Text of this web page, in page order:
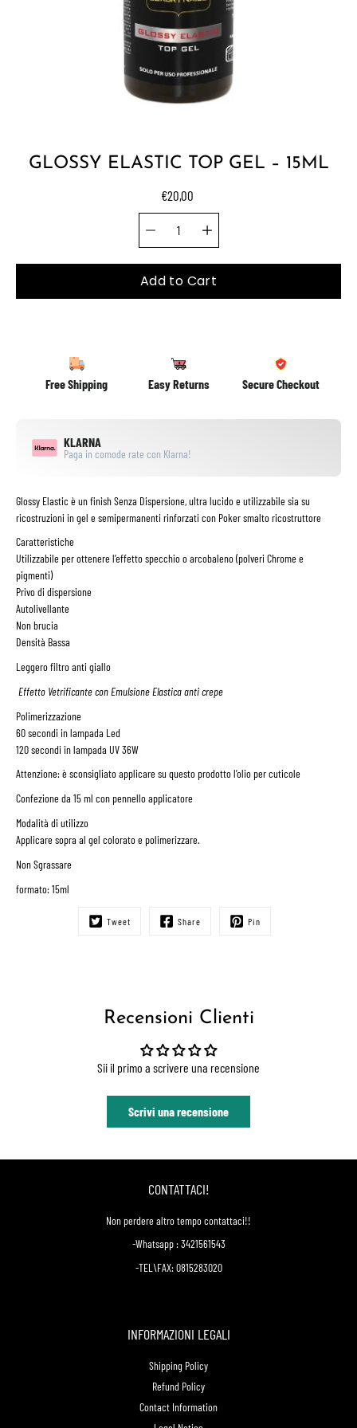
GLOSSY ELASTIC TOP GEL – 15ML
€20,00
Select
Quantity selector
Add to Cart
Free Shipping Easy Returns Secure Checkout
KLARNA
Paga in comode rate con Klarna!
Glossy Elastic è un finish Senza Dispersione, ultra lucido e utilizzabile sia su
ricostruzioni in gel e semipermanenti rinforzati con Poker smalto ricostruttore
Caratteristiche
Utilizzabile per ottenere l’effetto specchio o arcobaleno (polveri Chrome e
pigmenti)
Privo di dispersione
Autolivellante
Non brucia
Densità Bassa
Leggero filtro anti giallo
Effetto Vetrificante con Emulsione Elastica anti crepe
Polimerizzazione
60 secondi in lampada Led
120 secondi in lampada UV 36W
Attenzione: è sconsigliato applicare su questo prodotto l’olio per cuticole
Confezione da 15 ml con pennello applicatore
Modalità di utilizzo
Applicare sopra al gel colorato e polimerizzare.
Non Sgrassare
formato: 15ml
Tweet Share Pin
Recensioni Clienti
Sii il primo a scrivere una recensione
Scrivi una recensione
CONTATTACI!
Non perdere altro tempo contattaci!!
-Whatsapp : 3421561543
-TEL\FAX: 0815283020
INFORMAZIONI LEGALI
Shipping Policy
Refund Policy
Contact Information